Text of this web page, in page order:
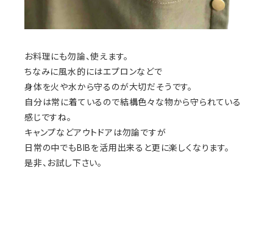
お料理にも勿論、使えます。
ちなみに風水的にはエプロンなどで
身体を火や水から守るのが大切だそうです。
自分は常に着ているので結構色々な物から守られている
感じですね。
キャンプなどアウトドアは勿論ですが
日常の中でもBIBを活用出来ると更に楽しくなります。
是非、お試し下さい。